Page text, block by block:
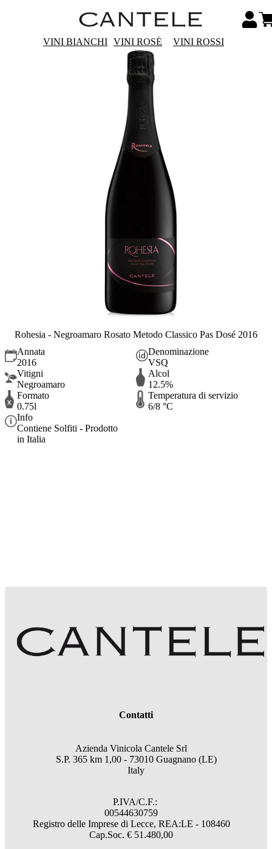
VINI BIANCHI VINI ROSÉ VINI ROSSI
Rohesia - Negroamaro Rosato Metodo Classico Pas Dosé 2016
Annata
2016
Denominazione
VSQ
Vitigni
Negroamaro
Alcol
12.5%
Formato
0.75l
Temperatura di servizio
6/8 °C
Info
Contiene Solfiti - Prodotto
in Italia
Contatti
Azienda Vinicola Cantele Srl
S.P. 365 km 1,00 - 73010 Guagnano (LE)
Italy
P.IVA/C.F.:
00544630759
Registro delle Imprese di Lecce, REA:LE - 108460
Cap.Soc. € 51.480,00